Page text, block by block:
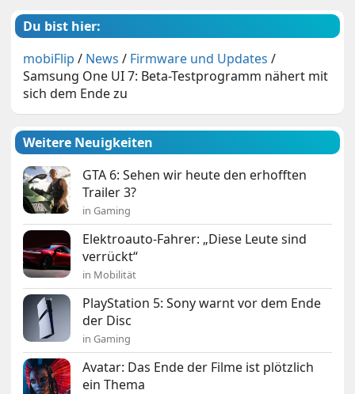
Du bist hier:
mobiFlip / News / Firmware und Updates /
Samsung One UI 7: Beta-Testprogramm nähert mit
sich dem Ende zu
Weitere Neuigkeiten
GTA 6: Sehen wir heute den erhofften
Trailer 3?
in Gaming
Elektroauto-Fahrer: „Diese Leute sind
verrückt“
in Mobilität
PlayStation 5: Sony warnt vor dem Ende
der Disc
in Gaming
Avatar: Das Ende der Filme ist plötzlich
ein Thema